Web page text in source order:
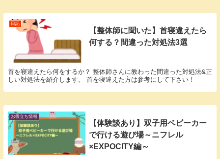
日記
【整体師に聞いた】首寝違えたら
何する？間違った対処法3選
首を寝違えたら何をするか？ 整体師さんに教わった間違った対処法&正
しい対処法を紹介します。 首を寝違えた方は参考にして下さい！
お役立ち情報
【体験談あり】双子用ベビーカー
で行ける遊び場～ニフレル
×EXPOCITY編～